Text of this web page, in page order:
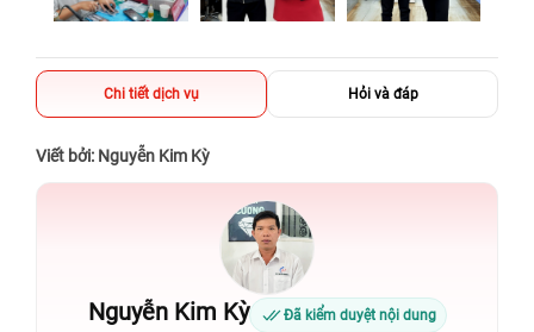
Chi tiết dịch vụ Hỏi và đáp
Viết bởi: Nguyễn Kim Kỳ
Nguyễn Kim Kỳ Đã kiểm duyệt nội dung